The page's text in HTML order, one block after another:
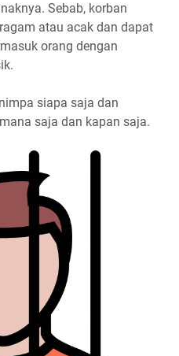
Sebab, korban
atau acak dan dapat
orang dengan
siapa saja dan
saja dan kapan saja.